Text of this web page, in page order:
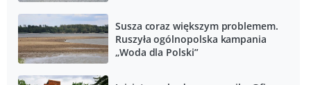
Susza coraz większym problemem.
Ruszyła ogólnopolska kampania
„Woda dla Polski”